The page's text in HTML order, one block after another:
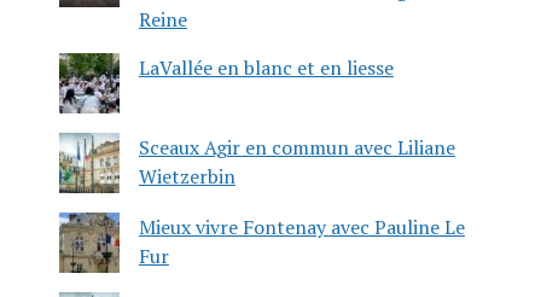
Reine
LaVallée en blanc et en liesse
Sceaux Agir en commun avec Liliane
Wietzerbin
Mieux vivre Fontenay avec Pauline Le
Fur